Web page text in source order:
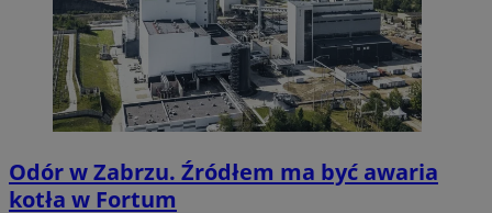
Odór w Zabrzu. Źródłem ma być awaria
kotła w Fortum